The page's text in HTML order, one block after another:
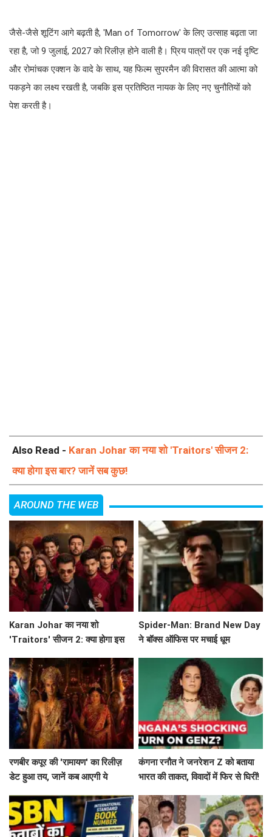
जैसे-जैसे शूटिंग आगे बढ़ती है, 'Man of Tomorrow' के लिए उत्साह बढ़ता जा
रहा है, जो 9 जुलाई, 2027 को रिलीज़ होने वाली है। प्रिय पात्रों पर एक नई दृष्टि
और रोमांचक एक्शन के वादे के साथ, यह फिल्म सुपरमैन की विरासत की आत्मा को
पकड़ने का लक्ष्य रखती है, जबकि इस प्रतिष्ठित नायक के लिए नए चुनौतियों को
पेश करती है।
Also Read - Karan Johar का नया शो 'Traitors' सीजन 2:
क्या होगा इस बार? जानें सब कुछ!
AROUND THE WEB
Karan Johar का नया शो
'Traitors' सीजन 2: क्या होगा इस
Spider-Man: Brand New Day
ने बॉक्स ऑफिस पर मचाई धूम
रणबीर कपूर की 'रामायण' का रिलीज़
डेट हुआ तय, जानें कब आएगी ये
कंगना रनौत ने जनरेशन Z को बताया
भारत की ताकत, विवादों में फिर से घिरीं!